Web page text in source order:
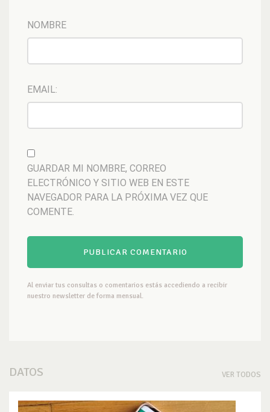
NOMBRE
EMAIL:
GUARDAR MI NOMBRE, CORREO
ELECTRÓNICO Y SITIO WEB EN ESTE
NAVEGADOR PARA LA PRÓXIMA VEZ QUE
COMENTE.
Al enviar tus consultas o comentarios estás accediendo a recibir
nuestro newsletter de forma mensual.
DATOS VER TODOS